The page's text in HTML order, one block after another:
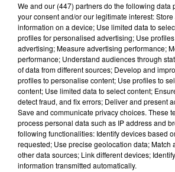
Malki n'avait aucune connaissance
Mohammed Merah"(qui a tué 7
Toulouse et Montauban). Et
première instance on n'a pas parlé de
ne l'ont pas oublié à la sortie... Tandis
Xavière Siméoni, ndlr)l'a interrogé
lui permettre de s'exprimer et de se
Le "commercial" des Izards
Dès le premier jour du procès en
revendiqué une délinquance
We and our (447) partnersdo the following data
your consent and/or our legitimate interest:
information on a device; Use limited data to
profiles for personalised advertising; Use
advertising; Measure advertising performance;
performance; Understand audiences through
of data from different sources; Develop and
profiles to personalise content; Use profiles to
content; Use limited data to select content;
detect fraud, and fix errors; Deliver and present
Save and communicate privacy choices. These
process personal data such as IP address and
following functionalities: Identify devices based
requested; Use precise geolocation data; Match
other data sources; Link different devices;
information transmitted automatically.